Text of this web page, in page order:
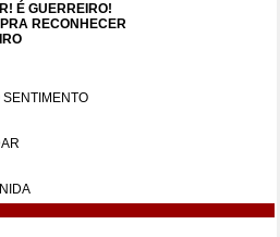
É GUERREIRO!
RECONHECER